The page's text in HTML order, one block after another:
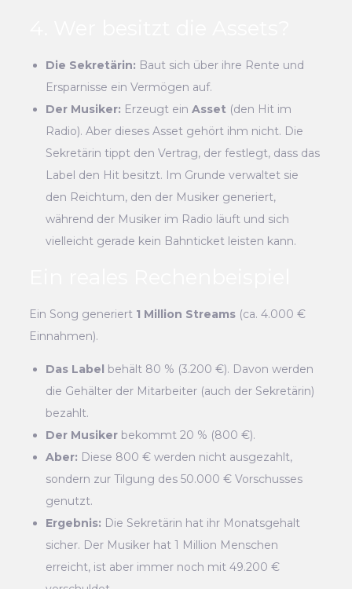
Die Sekretärin: Baut sich über ihre Rente und
Ersparnisse ein Vermögen auf.
Der Musiker: Erzeugt einAsset (den Hit im
Radio). Aber dieses Asset gehört ihm nicht. Die
Sekretärin tippt den Vertrag, der festlegt, dass das
Label den Hit besitzt. Im Grunde verwaltet sie
den Reichtum, den der Musiker generiert,
während der Musiker im Radio läuft und sich
vielleicht gerade kein Bahnticket leisten kann.
Ein Song generiert 1 Million Streams (ca. 4.000 €
Einnahmen).
Das Label behält 80 % (3.200 €). Davon werden
die Gehälter der Mitarbeiter (auch der Sekretärin)
bezahlt.
Der Musiker bekommt 20 % (800 €).
Aber: Diese 800 € werden nicht ausgezahlt,
sondern zur Tilgung des 50.000 € Vorschusses
genutzt.
Ergebnis: Die Sekretärin hat ihr Monatsgehalt
sicher. Der Musiker hat 1 Million Menschen
erreicht, ist aber immer noch mit 49.200 €